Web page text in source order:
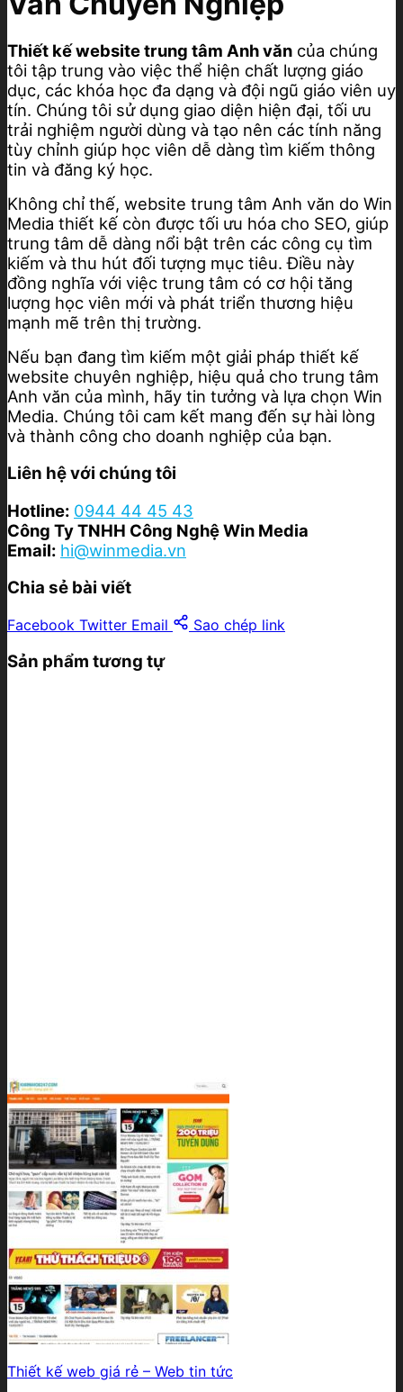
Thiết kế website trung tâm Anh văn của chúng
tôi tập trung vào việc thể hiện chất lượng giáo
dục, các khóa học đa dạng và đội ngũ giáo viên uy
tín. Chúng tôi sử dụng giao diện hiện đại, tối ưu
trải nghiệm người dùng và tạo nên các tính năng
tùy chỉnh giúp học viên dễ dàng tìm kiếm thông
tin và đăng ký học.
Không chỉ thế, website trung tâm Anh văn do Win
Media thiết kế còn được tối ưu hóa cho SEO, giúp
trung tâm dễ dàng nổi bật trên các công cụ tìm
kiếm và thu hút đối tượng mục tiêu. Điều này
đồng nghĩa với việc trung tâm có cơ hội tăng
lượng học viên mới và phát triển thương hiệu
mạnh mẽ trên thị trường.
Nếu bạn đang tìm kiếm một giải pháp thiết kế
website chuyên nghiệp, hiệu quả cho trung tâm
Anh văn của mình, hãy tin tưởng và lựa chọn Win
Media. Chúng tôi cam kết mang đến sự hài lòng
và thành công cho doanh nghiệp của bạn.
Liên hệ với chúng tôi
Hotline: 0944 44 45 43
Công Ty TNHH Công Nghệ Win Media
Email: hi@winmedia.vn
Chia sẻ bài viết
Facebook Twitter Email Sao chép link
Sản phẩm tương tự
Thiết kế web giá rẻ – Web tin tức